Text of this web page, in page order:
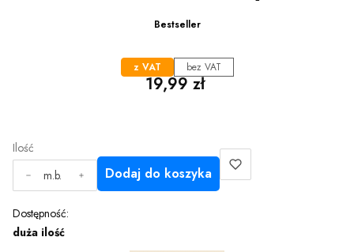
Bestseller
z VAT bez VAT
Cena
19,99 zł
Ilość
m.b.
Dodaj do koszyka
Dostępność:
duża ilość